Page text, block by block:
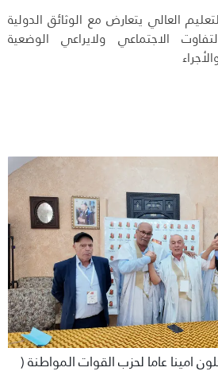
العالي يتعارض مع الوثائق الدولية
الاجتماعي ولايراعي الوضعية
امينا عاما لحزب القوات المواطنة (